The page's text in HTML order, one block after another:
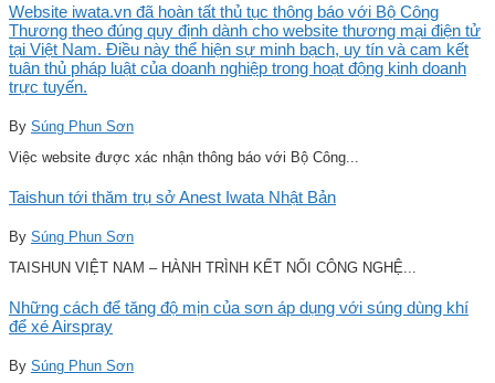
Website iwata.vn đã hoàn tất thủ tục thông báo với Bộ Công
Thương theo đúng quy định dành cho website thương mại điện tử
tại Việt Nam. Điều này thể hiện sự minh bạch, uy tín và cam kết
tuân thủ pháp luật của doanh nghiệp trong hoạt động kinh doanh
trực tuyến.
By Súng Phun Sơn
Việc website được xác nhận thông báo với Bộ Công...
Taishun tới thăm trụ sở Anest Iwata Nhật Bản
By Súng Phun Sơn
TAISHUN VIỆT NAM – HÀNH TRÌNH KẾT NỐI CÔNG NGHỆ...
Những cách để tăng độ mịn của sơn áp dụng với súng dùng khí
để xé Airspray
By Súng Phun Sơn